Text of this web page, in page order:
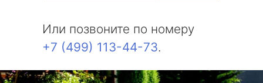
Или позвоните по номеру
+7 (499) 113-44-73.